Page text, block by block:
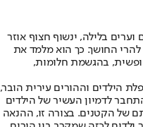
וערים בלילה, ינשוף חצוף אוזר
החושך. כך הוא מלמד את
בהגשמת חלומות,
הילדים וההורים עירית הובר,
לדמיון העשיר של הילדים
של הקטנים. בצורה זו, ההנאה